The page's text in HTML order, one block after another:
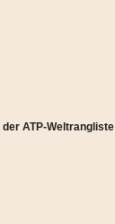
ATP-Weltrangliste